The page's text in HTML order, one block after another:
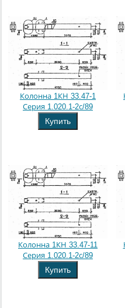
Колонна 1КН 33.47-1
Серия 1.020.1-2с/89
Купить
Колонна 1КН 33.47-11
Серия 1.020.1-2с/89
Купить